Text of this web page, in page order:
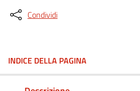
Condividi
INDICE DELLA PAGINA